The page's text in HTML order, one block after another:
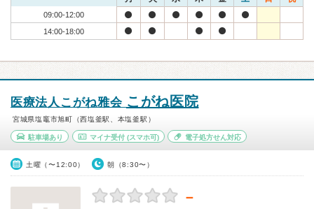
09:00-12:00
14:00-18:00
医療法人こがね雅会 こがね医院
宮城県塩竈市旭町（西塩釜駅、本塩釜駅）
駐車場あり マイナ受付(スマホ可) 電子処方せん対応
土曜（〜12:00） 朝（8:30〜）
－